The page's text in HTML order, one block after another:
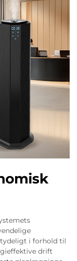
i forhold til
drift